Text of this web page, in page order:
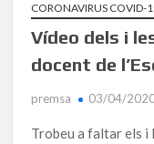
CORONAVIRUS COVID-
Vídeo dels i
docent de
premsa 03/04/
Trobeu a faltar els i